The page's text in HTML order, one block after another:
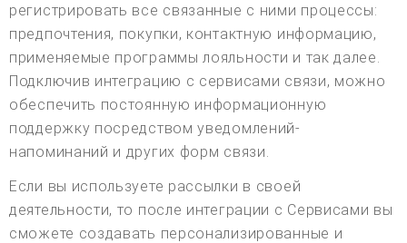
регистрировать все связанные с ними процессы:
предпочтения, покупки, контактную информацию,
применяемые программы лояльности и так далее.
Подключив интеграцию с сервисами связи, можно
обеспечить постоянную информационную
поддержку посредством уведомлений-
напоминаний и других форм связи.
Если вы используете рассылки в своей
деятельности, то после интеграции с Сервисами вы
сможете создавать персонализированные и